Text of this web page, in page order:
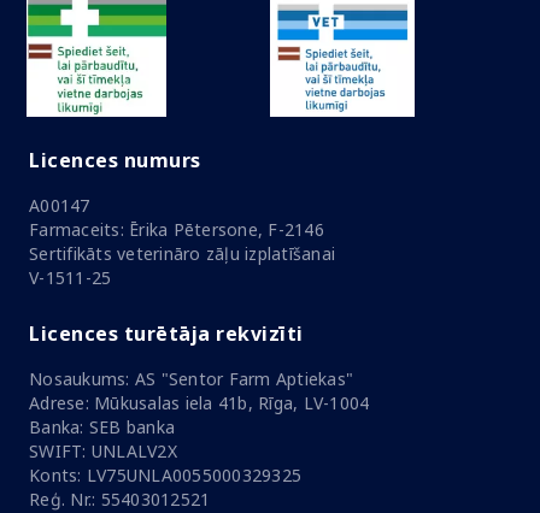
Licences numurs
A00147
Farmaceits: Ērika Pētersone, F-2146
Sertifikāts veterināro zāļu izplatīšanai
V-1511-25
Licences turētāja rekvizīti
Nosaukums: AS "Sentor Farm Aptiekas"
Adrese: Mūkusalas iela 41b, Rīga, LV-1004
Banka: SEB banka
SWIFT: UNLALV2X
Konts: LV75UNLA0055000329325
Reģ. Nr.: 55403012521